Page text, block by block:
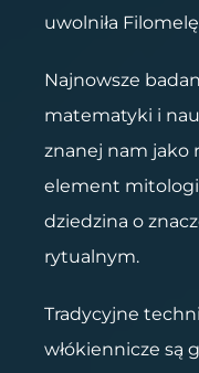
uwolniła
Najnowsze
matematyki i
znanej nam jako
element
dziedzina o
rytualnym.
Tradycyjne
włókiennicze są